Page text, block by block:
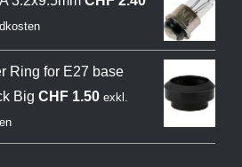
Ring for E27 base
Big CHF1.50 exkl.